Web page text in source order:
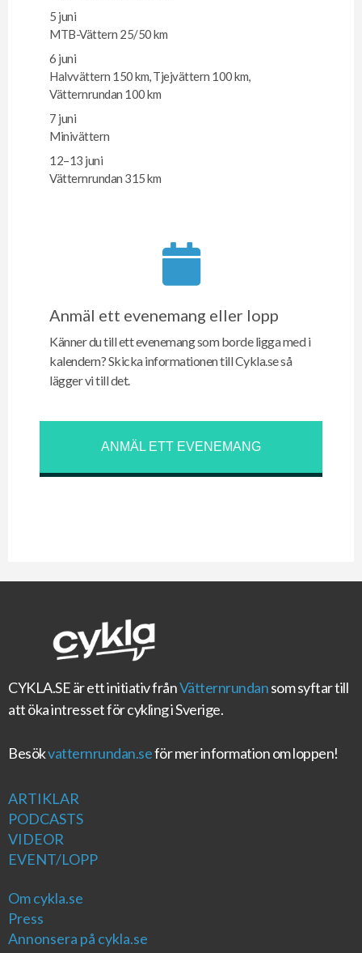
5 juni
MTB-Vättern 25/50 km
6 juni
Halvvättern 150 km, Tjejvättern 100 km,
Vätternrundan 100 km
7 juni
Minivättern
12–13 juni
Vätternrundan 315 km
Anmäl ett evenemang eller lopp
Känner du till ett evenemang som borde ligga med i
kalendern? Skicka informationen till Cykla.se så
lägger vi till det.
ANMÄL ETT EVENEMANG
CYKLA.SEär ett initiativ frånVätternrundansom syftar till
att öka intresset för cykling i Sverige.
Besökvatternrundan.seför mer information om loppen!
ARTIKLAR
PODCASTS
VIDEOR
EVENT/LOPP
Om cykla.se
Press
Annonsera på cykla.se